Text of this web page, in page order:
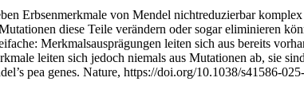
Erbsenmerkmale von Mendel nichtreduzierbar
diese Teile verändern oder sogar eliminieren
Merkmalsausprägungen leiten sich aus bereits
leiten sich jedoch niemals aus Mutationen ab, sie
pea genes. Nature, https://doi.org/10.1038/s41586-